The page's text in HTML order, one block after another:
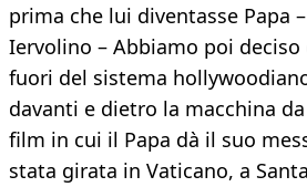
prima che lui diventasse Papa
Iervolino – Abbiamo poi
fuori del sistema
davanti e dietro la macchina
film in cui il Papa dà il suo
stata girata in Vaticano, a